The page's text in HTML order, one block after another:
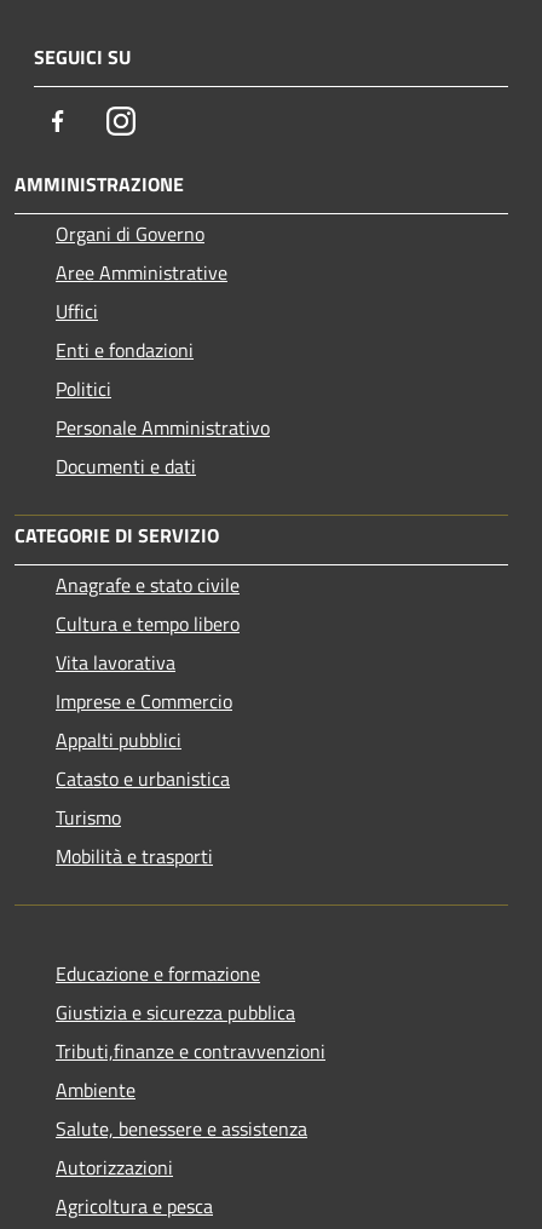
SEGUICI SU
FacebookInstagram
AMMINISTRAZIONE
Organi di Governo
Aree Amministrative
Uffici
Enti e fondazioni
Politici
Personale Amministrativo
Documenti e dati
CATEGORIE DI SERVIZIO
Anagrafe e stato civile
Cultura e tempo libero
Vita lavorativa
Imprese e Commercio
Appalti pubblici
Catasto e urbanistica
Turismo
Mobilità e trasporti
Educazione e formazione
Giustizia e sicurezza pubblica
Tributi,finanze e contravvenzioni
Ambiente
Salute, benessere e assistenza
Autorizzazioni
Agricoltura e pesca